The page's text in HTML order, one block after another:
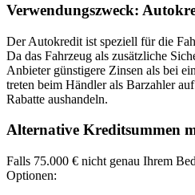
Verwendungszweck:
Der Autokredit ist speziell für die
Da das Fahrzeug als zusätzliche
Anbieter günstigere Zinsen als bei
treten beim Händler als Barzahler
Rabatte aushandeln.
Alternative Kreditsummen
Falls 75.000 € nicht genau Ihrem
Optionen: